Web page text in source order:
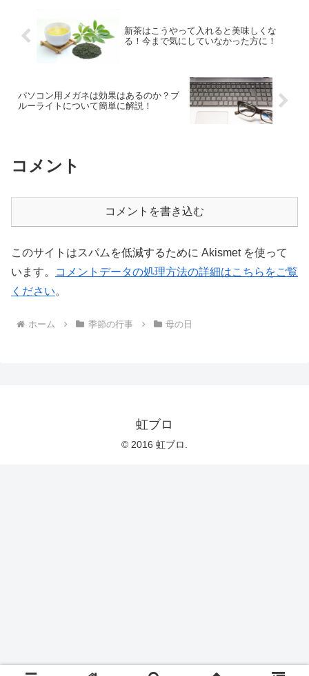
新茶はこうやって入れると美味しくな
る！今まで気にしていなかった方に！
パソコン用メガネは効果はあるのか？ブ
ルーライトについて簡単に解説！
コメント
コメントを書き込む
このサイトはスパムを低減するために Akismet を使って
います。
コメントデータの処理方法の詳細はこちらをご覧
ください。
ホーム 季節の行事 母の日
虹ブロ
© 2016 虹ブロ.